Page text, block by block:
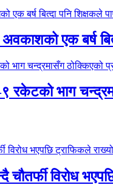
एक बर्ष
भाग
विरोध